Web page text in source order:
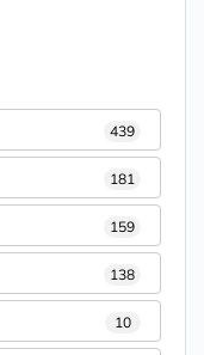
439
181
159
138
10